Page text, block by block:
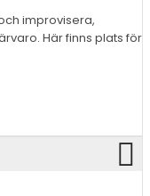
improvisera,
Här finns plats för